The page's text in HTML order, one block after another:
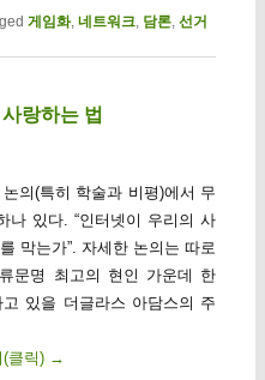
게임화, 네트워크 담론, 선거
랑하는 법
의(특히 학술과 비평)에서 무
나 있다. “인터넷이 우리의 사
막는가”. 자세한 논의는 따로
문명 최고의 현인 가운데 한
있을 더글라스 아담스의 주
클릭) →